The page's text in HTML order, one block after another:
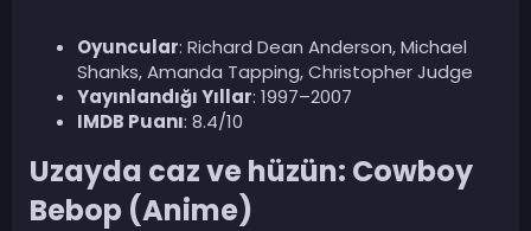
Oyuncular: Richard Dean Anderson, Michael
Shanks, Amanda Tapping, Christopher Judge
Yayınlandığı Yıllar: 1997–2007
IMDB Puanı: 8.4/10
Uzayda caz ve hüzün: Cowboy
Bebop (Anime)​